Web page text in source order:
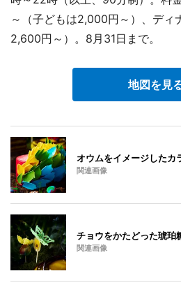
～（子どもは2,000円～）、ディ
2,600円～）。8月31日まで。
地図を見
オウムをイメージしたカ
関連画像
チョウをかたどった琥珀
関連画像